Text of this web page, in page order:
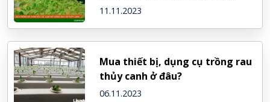
11.11.2023
Mua thiết bị, dụng cụ trồng rau
thủy canh ở đâu?
06.11.2023